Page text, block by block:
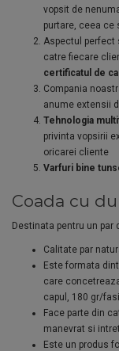
vopsit de
purtare, ceea ce
Aspectul perfect
catre fiecare
certificatul de
Compania
anume extensii
Tehnologia
privinta vopsirii
oricarei cliente
Varfuri bine
Coada cu
Destinata pentru un
Calitate par
Este formata
care
capul, 180 gr/
Face parte din
manevrat si
Este un produs